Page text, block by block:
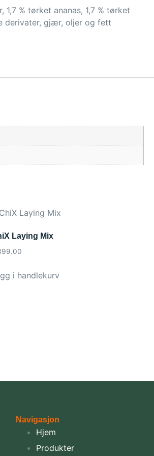
% tørket ananas, 1,7 % tørket
derivater, gjær, oljer og fett
Laying Mix
i handlekurv
Navigasjon
Hjem
Produkter